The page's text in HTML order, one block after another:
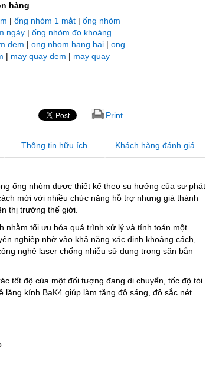
hàng
| ống nhòm 1 mắt| ống nhòm
ngày| ống nhòm đo khoảng
dem | ong nhom hang hai| ong
| may quay dem | may quay
Print
Thông tin hữu ích Khách hàng đánh giá
ống nhòm được thiết kế theo su hướng của sự phát
mới với nhiều chức năng hỗ trợ nhưng giá thành
thị trường thế giới.
tối ưu hóa quá trình xử lý và tính toán một
nghiệp nhờ vào khả năng xác định khoảng cách,
nghệ laser chống nhiễu sử dụng trong săn bắn
độ của một đối tượng đang di chuyển, tốc độ tói
kính BaK4 giúp làm tăng độ sáng, độ sắc nét